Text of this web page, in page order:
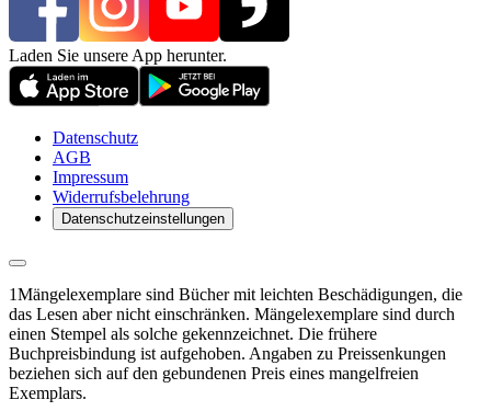
Laden Sie unsere App herunter.
Datenschutz
AGB
Impressum
Widerrufsbelehrung
Datenschutzeinstellungen
1Mängelexemplare sind Bücher mit leichten Beschädigungen, die
das Lesen aber nicht einschränken. Mängelexemplare sind durch
einen Stempel als solche gekennzeichnet. Die frühere
Buchpreisbindung ist aufgehoben. Angaben zu Preissenkungen
beziehen sich auf den gebundenen Preis eines mangelfreien
Exemplars.